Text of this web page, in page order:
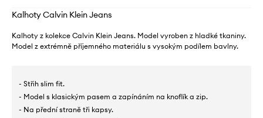
Kalhoty Calvin Klein Jeans
Kalhoty z kolekce Calvin Klein Jeans. Model vyroben z hladké tkaniny.
Model z extrémně příjemného materiálu s vysokým podílem bavlny.
- Střih slim fit.
- Model s klasickým pasem a zapínáním na knoflík a zip.
- Na přední straně tři kapsy.